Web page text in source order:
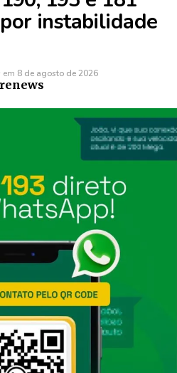
instabilidade
em 8 de agosto de 2026